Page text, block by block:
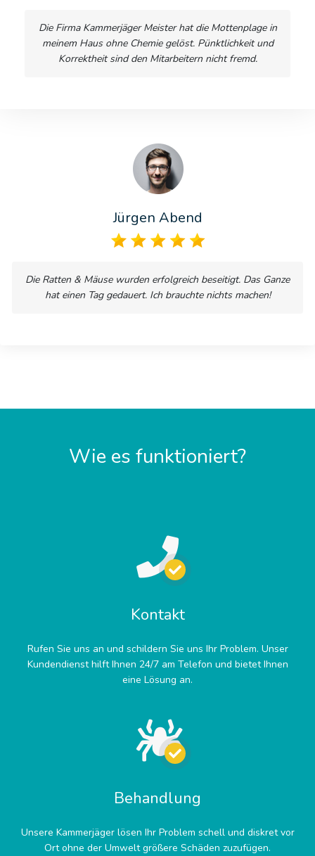
Die Firma Kammerjäger Meister hat die Mottenplage in
meinem Haus ohne Chemie gelöst. Pünktlichkeit und
Korrektheit sind den Mitarbeitern nicht fremd.
Jürgen Abend
Die Ratten & Mäuse wurden erfolgreich beseitigt. Das Ganze
hat einen Tag gedauert. Ich brauchte nichts machen!
Wie es funktioniert?
Kontakt
Rufen Sie uns an und schildern Sie uns Ihr Problem. Unser
Kundendienst hilft Ihnen 24/7 am Telefon und bietet Ihnen
eine Lösung an.
Behandlung
Unsere Kammerjäger lösen Ihr Problem schell und diskret vor
Ort ohne der Umwelt größere Schäden zuzufügen.